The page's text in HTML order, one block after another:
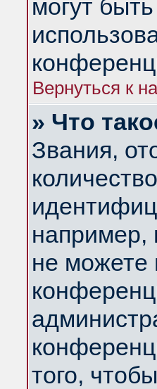
могут
Вернуться к
» Что
Звания,
например,
не можете
того,